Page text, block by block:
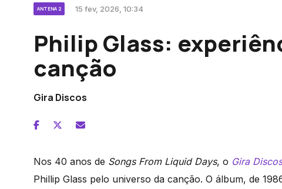
ANTENA 2 15 fev, 2026, 10:34
Philip Glass:
canção
Gira Discos
Nos 40 anos de Songs From Liquid Days, o Gira Discos
Phillip Glass pelo universo da canção. O álbum, de